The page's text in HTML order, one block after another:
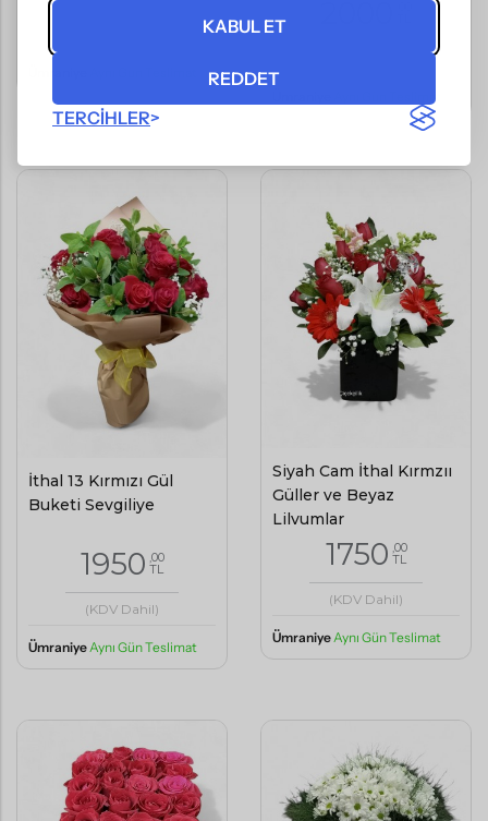
KABUL ET
REDDET
TERCIHLER
İthal 13 Kırmızı Gül
Buketi Sevgiliye
1950 ,00
TL
(KDV Dahil)
ÜmraniyeAynı Gün Teslimat
Siyah Cam İthal Kırmzıı
Güller ve Beyaz
Lilyumlar
1750 ,00
TL
(KDV Dahil)
Ümraniye Aynı Gün Teslimat